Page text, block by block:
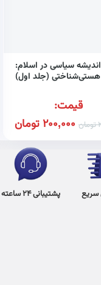
سیاسی در اسلام:
هستی‌شناختی (جلد اول)
قیمت:
تومان 200,000تومان
سریع پشتیبانی 24 ساعته